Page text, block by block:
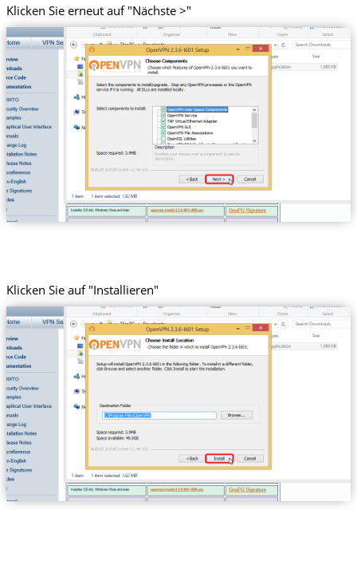
Klicken Sie erneut auf "Nächste >"
Klicken Sie auf "Installieren"